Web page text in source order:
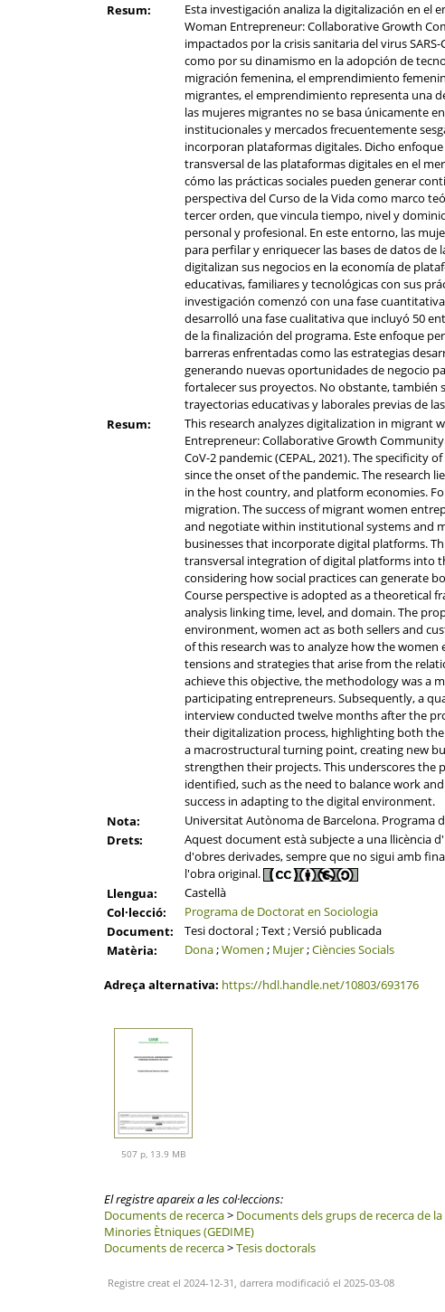
Resum:
Esta investigación analiza la digitalización en
Woman Entrepreneur: Collaborative Growth
impactados por la crisis sanitaria del virus
como por su dinamismo en la adopción de
migración femenina, el emprendimiento
migrantes, el emprendimiento representa una
las mujeres migrantes no se basa únicamente
institucionales y mercados frecuentemente
incorporan plataformas digitales. Dicho
transversal de las plataformas digitales en el
cómo las prácticas sociales pueden generar
perspectiva del Curso de la Vida como marco
tercer orden, que vincula tiempo, nivel y
personal y profesional. En este entorno, las
para perfilar y enriquecer las bases de datos
digitalizan sus negocios en la economía de
educativas, familiares y tecnológicas con sus
investigación comenzó con una fase
desarrolló una fase cualitativa que incluyó 50
de la finalización del programa. Este enfoque
barreras enfrentadas como las estrategias
generando nuevas oportunidades de negocio
fortalecer sus proyectos. No obstante, también
trayectorias educativas y laborales previas de
Resum:
This research analyzes digitalization in
Entrepreneur: Collaborative Growth
CoV-2 pandemic (CEPAL, 2021). The
since the onset of the pandemic. The research
in the host country, and platform economies.
migration. The success of migrant women
and negotiate within institutional systems and
businesses that incorporate digital platforms.
transversal integration of digital platforms into
considering how social practices can generate
Course perspective is adopted as a theoretical
analysis linking time, level, and domain. The
environment, women act as both sellers and
of this research was to analyze how the
tensions and strategies that arise from the
achieve this objective, the methodology was a
participating entrepreneurs. Subsequently, a
interview conducted twelve months after the
their digitalization process, highlighting both
a macrostructural turning point, creating new
strengthen their projects. This underscores the
identified, such as the need to balance work
success in adapting to the digital environment.
Nota:
Universitat Autònoma de Barcelona. Programa
Drets:
Aquest document està subjecte a una llicència
d'obres derivades, sempre que no sigui amb
l'obra original.
Llengua:
Castellà
Col·lecció:
Programa de Doctorat en Sociologia
Document:
Tesi doctoral ; Text ; Versió publicada
Matèria:
Dona;Women ; Mujer;Ciències Socials
Adreça alternativa: https://hdl.handle.net/10803/693176
507 p, 13.9 MB
El registre apareix a les col·leccions:
Documents de recerca> Documents dels grups de recerca de la
Minories Ètniques (GEDIME)
Documents de recerca>Tesis doctorals
Registre creat el 2024-12-31, darrera modificació el 2025-03-08